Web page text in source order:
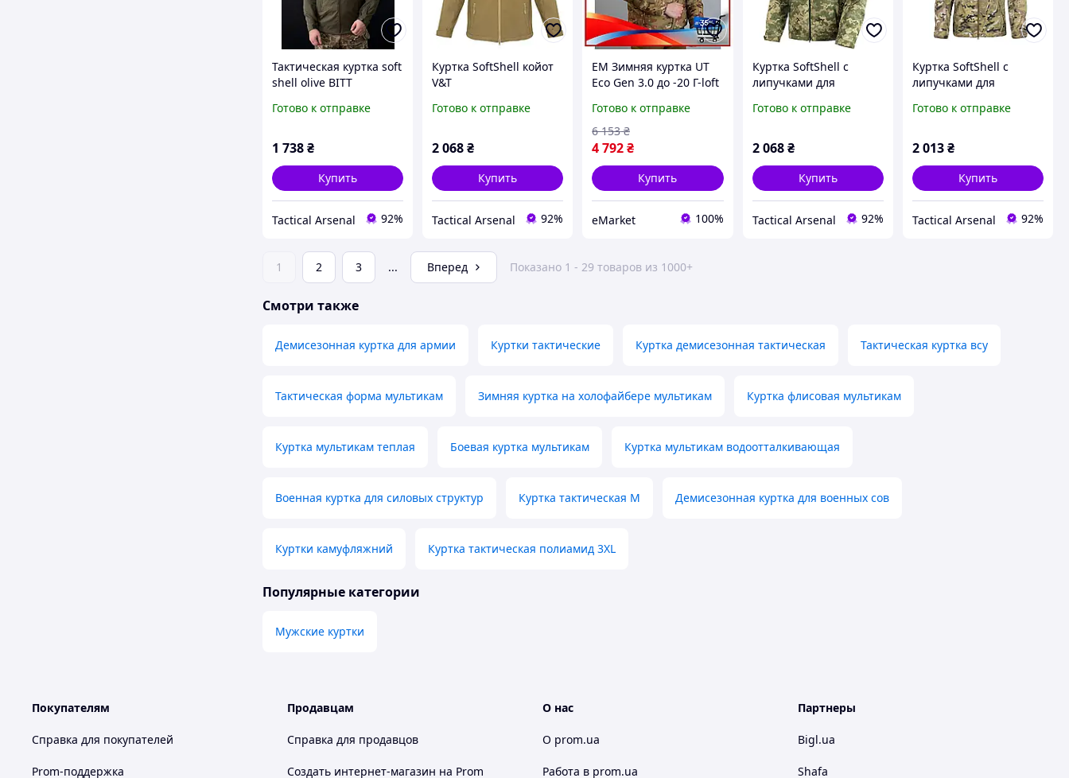
Тактическая куртка soft
shell olive BITT
Готово к отправке
1 738₴
Купить
Tactical Arsenal 92%
Куртка SoftShell койот
V&T
Готово к отправке
2 068₴
Купить
Tactical Arsenal 92%
EM Зимняя куртка UT
Eco Gen 3.0 до -20 Г-loft
военных и
спецназовцев
Мультикам MAR_K
Готово к отправке
4 792₴
6 153 ₴
Купить
eMarket 100%
Куртка SoftShell с
липучками для
Готово к отправке
2 068 ₴
Купить
Tactical Arsenal 92%
Куртка SoftShell с
липучками для
V&T
Готово к отправке
2 013₴
Купить
Tactical Arsenal 92%
1 2 3 ... Вперед Показано 1 - 29 товаров из 1000+
Смотри также
Демисезонная куртка для армии Куртки тактические Куртка демисезонная тактическая Тактическая куртка всу
Тактическая форма мультикам Зимняя куртка на холофайбере мультикам Куртка флисовая мультикам
Куртка мультикам теплая Боевая куртка мультикам Куртка мультикам водоотталкивающая
Военная куртка для силовых структур Куртка тактическая M Демисезонная куртка для военных сов
Куртки камуфляжний Куртка тактическая полиамид 3XL
Популярные категории
Мужские куртки
Покупателям
Справка для покупателей
Prom-поддержка
Продавцам
Справка для продавцов
Создать интернет-магазин на Prom
О нас
О prom.ua
Работа в prom.ua
Партнеры
Bigl.ua
Shafa